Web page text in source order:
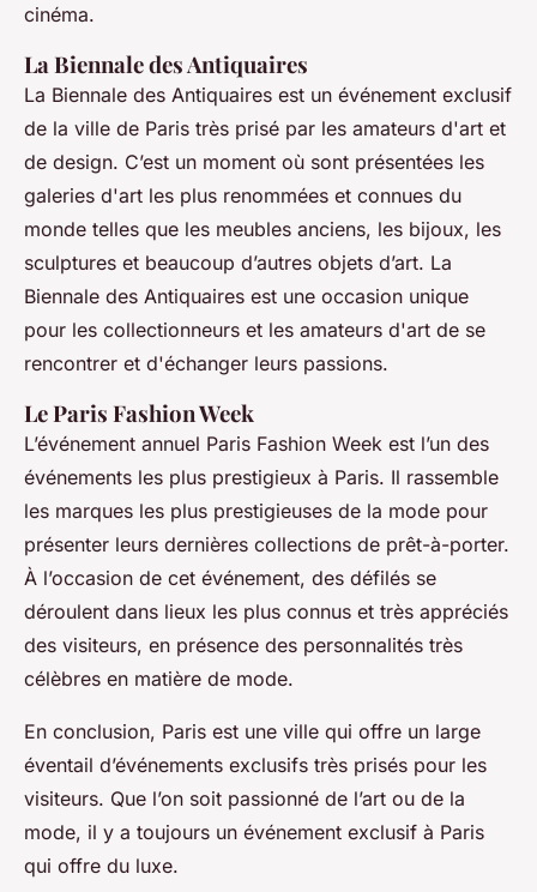
cinéma.
La Biennale des Antiquaires
La Biennale des Antiquaires est un événement exclusif
de la ville de Paris très prisé par les amateurs d'art et
de design. C’est un moment où sont présentées les
galeries d'art les plus renommées et connues du
monde telles que les meubles anciens, les bijoux, les
sculptures et beaucoup d’autres objets d’art. La
Biennale des Antiquaires est une occasion unique
pour les collectionneurs et les amateurs d'art de se
rencontrer et d'échanger leurs passions.
Le Paris Fashion Week
L’événement annuel Paris Fashion Week est l’un des
événements les plus prestigieux à Paris. Il rassemble
les marques les plus prestigieuses de la mode pour
présenter leurs dernières collections de prêt-à-porter.
À l’occasion de cet événement, des défilés se
déroulent dans lieux les plus connus et très appréciés
des visiteurs, en présence des personnalités très
célèbres en matière de mode.
En conclusion, Paris est une ville qui offre un large
éventail d’événements exclusifs très prisés pour les
visiteurs. Que l’on soit passionné de l’art ou de la
mode, il y a toujours un événement exclusif à Paris
qui offre du luxe.